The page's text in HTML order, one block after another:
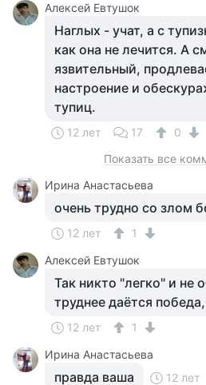
Алексей Евтушок
Наглых - учат, а с
как она не лечится. А
язвительный,
настроение и
тупиц.
12 лет 17
0
Показать все
Ирина Анастасьева
очень трудно со злом
12 лет
1
Алексей Евтушок
Так никто "легко" и не
труднее даётся
12 лет
1
Ирина Анастасьева
правда ваша 12 лет